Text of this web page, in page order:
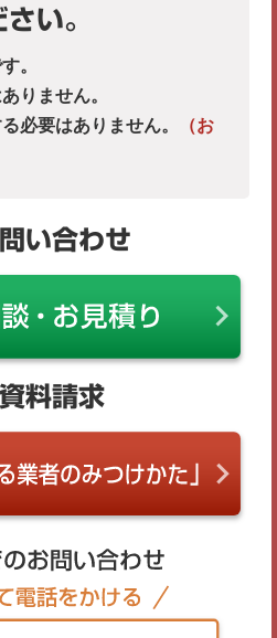
い。
。
りません。
必要はありません。
（お
い合わせ
資料請求